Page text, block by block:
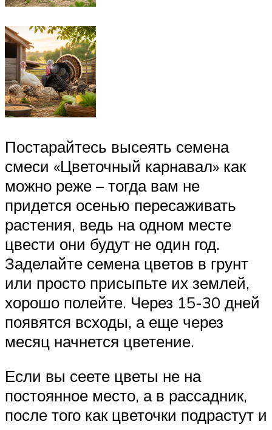
Постарайтесь высеять семена
смеси «Цветочный карнавал» как
можно реже – тогда вам не
придется осенью пересаживать
растения, ведь на одном месте
цвести они будут не один год.
Заделайте семена цветов в грунт
или просто присыпьте их землей,
хорошо полейте. Через 15-30 дней
появятся всходы, а еще через
месяц начнется цветение.
Если вы сеете цветы не на
постоянное место, а в рассадник,
после того как цветочки подрастут и